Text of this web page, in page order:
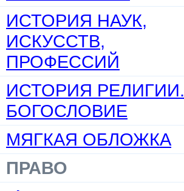
ИСТОРИЯ НАУК,
ИСКУССТВ,
ПРОФЕССИЙ
ИСТОРИЯ РЕЛИГИИ.
БОГОСЛОВИЕ
МЯГКАЯ ОБЛОЖКА
ПРАВО